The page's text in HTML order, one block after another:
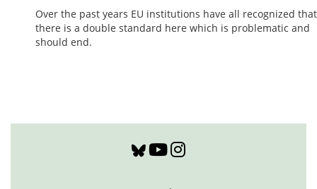
Over the past years EU institutions have all recognized that
there is a double standard here which is problematic and
should end.